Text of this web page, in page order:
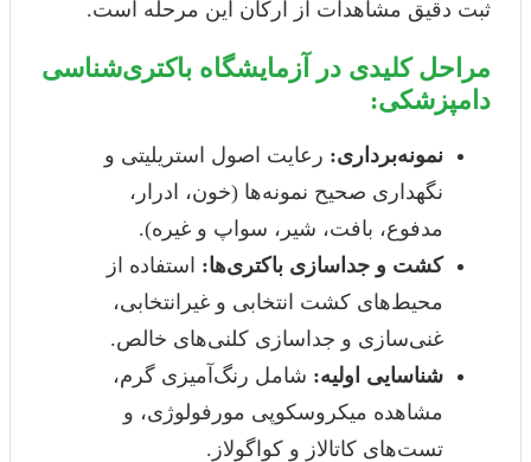
ثبت دقیق مشاهدات از ارکان این مرحله است.
مراحل کلیدی در آزمایشگاه باکتری‌شناسی
دامپزشکی:
نمونه‌برداری: رعایت اصول استریلیتی و
نگهداری صحیح نمونه‌ها (خون، ادرار،
مدفوع، بافت، شیر، سواپ و غیره).
کشت و جداسازی باکتری‌ها: استفاده از
محیط‌های کشت انتخابی و غیرانتخابی،
غنی‌سازی و جداسازی کلنی‌های خالص.
شناسایی اولیه: شامل رنگ‌آمیزی گرم،
مشاهده میکروسکوپی مورفولوژی، و
تست‌های کاتالاز و کواگولاز.